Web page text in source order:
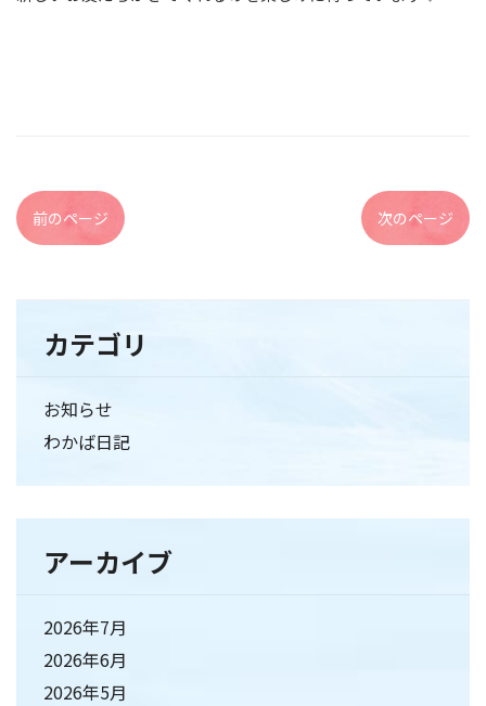
前のページ 次のページ
カテゴリ
お知らせ
わかば日記
アーカイブ
2026年7月
2026年6月
2026年5月